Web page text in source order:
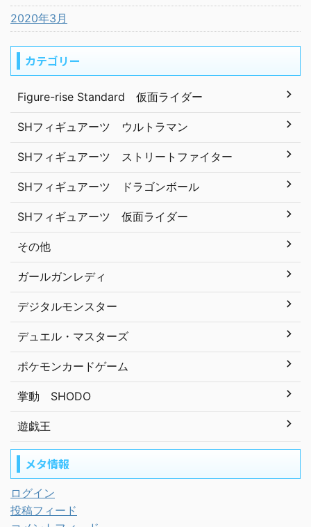
2020年3月
カテゴリー
Figure-rise Standard 仮面ライダー
SHフィギュアーツ ウルトラマン
SHフィギュアーツ ストリートファイター
SHフィギュアーツ ドラゴンボール
SHフィギュアーツ 仮面ライダー
その他
ガールガンレディ
デジタルモンスター
デュエル・マスターズ
ポケモンカードゲーム
掌動 SHODO
遊戯王
メタ情報
ログイン
投稿フィード